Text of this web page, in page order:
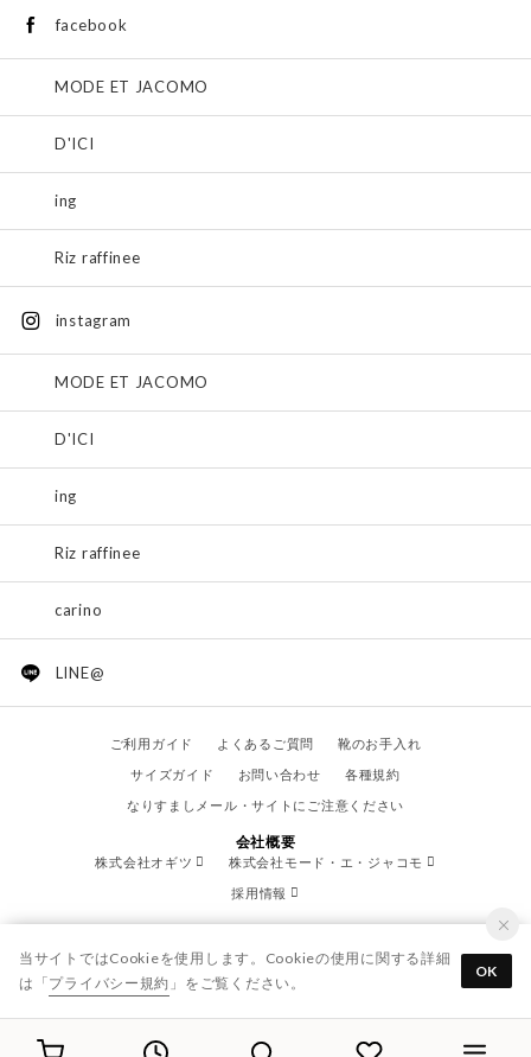
facebook
MODE ET JACOMO
D'ICI
ing
Riz raffinee
instagram
MODE ET JACOMO
D'ICI
ing
Riz raffinee
carino
LINE@
ご利用ガイド よくあるご質問
靴のお手入れ
サイズガイド
お問い合わせ
各種規約
なりすましメール・サイトにご注意ください
会社概要
株式会社オギツ
株式会社モード・エ・ジャコモ
採用情報
© OGITSU CO.,LTD. / All Right Reserved.
当サイトではCookieを使用します。Cookieの使用に関する詳細
は「プライバシー規約 」をご覧ください。
OK